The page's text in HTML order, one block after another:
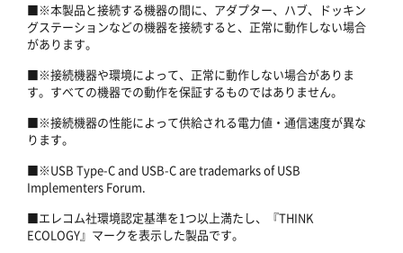
■※本製品と接続する機器の間に、アダプター、ハブ、ドッキン
グステーションなどの機器を接続すると、正常に動作しない場合
があります。
■※接続機器や環境によって、正常に動作しない場合がありま
す。すべての機器での動作を保証するものではありません。
■※接続機器の性能によって供給される電力値・通信速度が異な
ります。
■※USB Type-C and USB-C are trademarks of USB
Implementers Forum.
■エレコム社環境認定基準を1つ以上満たし、『THINK
ECOLOGY』マークを表示した製品です。